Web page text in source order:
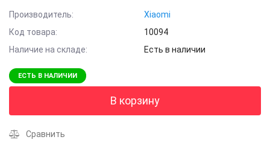
Производитель:
Xiaomi
Код товара:
10094
Наличие на складе:
Есть в наличии
ЕСТЬ В НАЛИЧИИ
В корзину
Сравнить